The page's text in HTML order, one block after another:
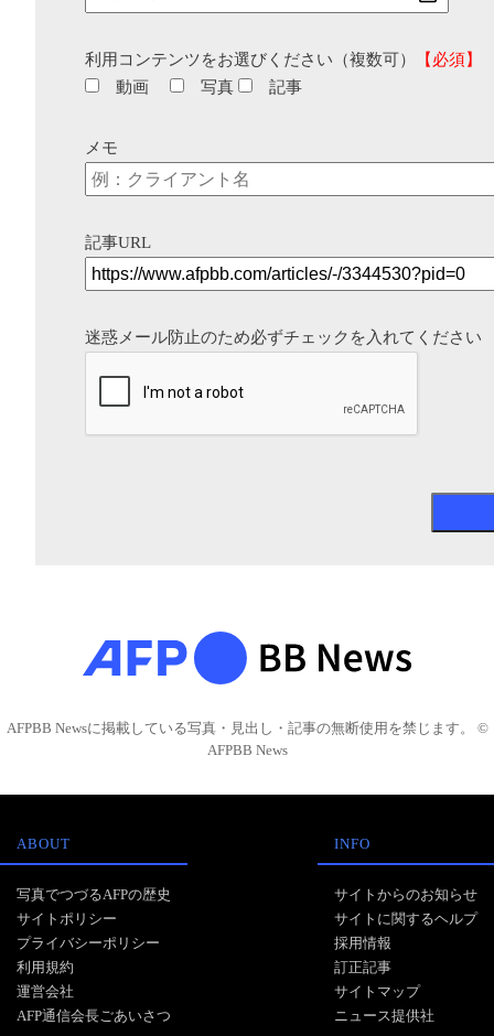
利用コンテンツをお選びください（複数可）
【必須】
動画
写真 記事
メモ
記事URL
迷惑メール防止のため必ずチェックを入れてください
AFPBB Newsに掲載している写真・見出し・記事の無断使用を禁じます。 ©
AFPBB News
ABOUT
写真でつづるAFPの歴史
サイトポリシー
プライバシーポリシー
利用規約
運営会社
AFP通信会長ごあいさつ
INFO
サイトからのお知らせ
サイトに関するヘルプ
採用情報
訂正記事
サイトマップ
ニュース提供社